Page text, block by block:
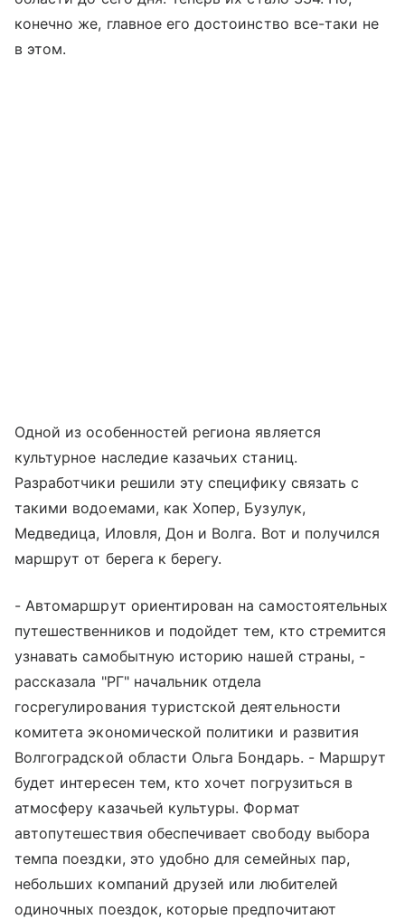
конечно же, главное его достоинство все-таки не
в этом.
Одной из особенностей региона является
культурное наследие казачьих станиц.
Разработчики решили эту специфику связать с
такими водоемами, как Хопер, Бузулук,
Медведица, Иловля, Дон и Волга. Вот и получился
маршрут от берега к берегу.
- Автомаршрут ориентирован на самостоятельных
путешественников и подойдет тем, кто стремится
узнавать самобытную историю нашей страны, -
рассказала "РГ" начальник отдела
госрегулирования туристской деятельности
комитета экономической политики и развития
Волгоградской области Ольга Бондарь. - Маршрут
будет интересен тем, кто хочет погрузиться в
атмосферу казачьей культуры. Формат
автопутешествия обеспечивает свободу выбора
темпа поездки, это удобно для семейных пар,
небольших компаний друзей или любителей
одиночных поездок, которые предпочитают